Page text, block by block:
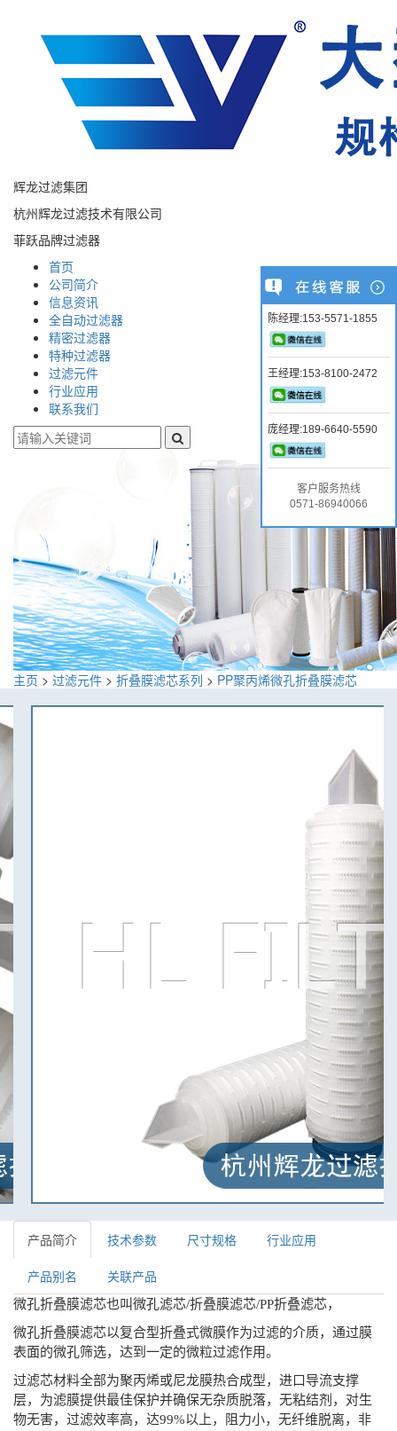
辉龙过滤集团
杭州辉龙过滤技术有限公司
菲跃品牌过滤器
首页
公司简介
信息资讯
全自动过滤器
精密过滤器
特种过滤器
过滤元件
行业应用
联系我们
主页 > 过滤元件 > 折叠膜滤芯系列 > PP聚丙烯微孔折叠膜滤芯
产品简介 技术参数 尺寸规格 行业应用
产品别名 关联产品
微孔折叠膜滤芯也叫微孔滤芯/折叠膜滤芯/PP折叠滤芯，
微孔折叠膜滤芯以复合型折叠式微膜作为过滤的介质，通过膜
表面的微孔筛选，达到一定的微粒过滤作用。
过滤芯材料全部为聚丙烯或尼龙膜热合成型，进口导流支撑
层，为滤膜提供最佳保护并确保无杂质脱落，无粘结剂，对生
物无害，过滤效率高，达99%以上，阻力小，无纤维脱离，非
陈经理:153-5571-1855
王经理:153-8100-2472
庞经理:189-6640-5590
客户服务热线
0571-86940066